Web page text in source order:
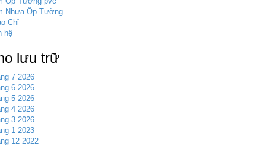
Nhựa Ốp Tường
Chỉ
hệ
lưu trữ
7 2026
6 2026
5 2026
4 2026
3 2026
1 2023
12 2022